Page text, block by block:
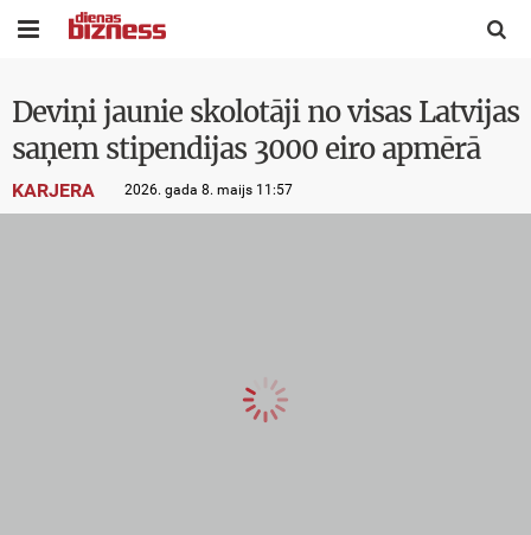
 
Deviņi jaunie skolotāji no visas Latvijas
saņem stipendijas 3000 eiro apmērā
KARJERA 2026. gada 8. maijs 11:57